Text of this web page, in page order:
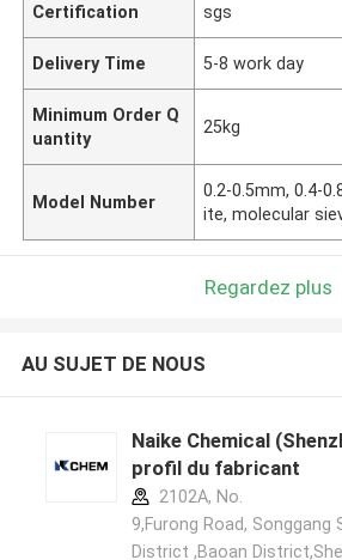
Certification sgs
Delivery Time 5-8 work day
Minimum Order Q
uantity
25kg
Model Number
0.2-0.5mm, 0.4-
ite, molecular
Regardez plus
AU SUJET DE NOUS
Naike Chemical
profil du fabricant
2102A, No.
9,Furong Road, Songgang
District ,Baoan